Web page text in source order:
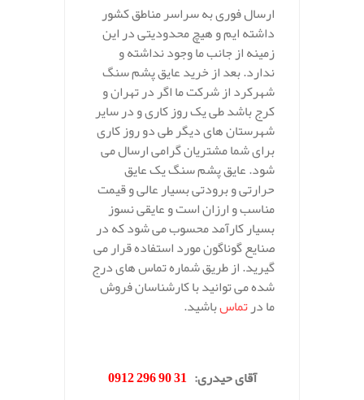
ارسال فوری به سراسر مناطق کشور
داشته ایم و هیچ محدودیتی در این
زمینه از جانب ما وجود نداشته و
ندارد. بعد از خرید عایق پشم سنگ
شهرکرد از شرکت ما اگر در تهران و
کرج باشد طی یک روز کاری و در سایر
شهرستان های دیگر طی دو روز کاری
برای شما مشتریان گرامی ارسال می
شود. عایق پشم سنگ یک عایق
حرارتی و برودتی بسیار عالی و قیمت
مناسب و ارزان است و عایقی نسوز
بسیار کارآمد محسوب می شود که در
صنایع گوناگون مورد استفاده قرار می
گیرید. از طریق شماره تماس های درج
شده می توانید با کارشناسان فروش
ما درتماسباشید.
آقای حیدری:
31 90 296 0912